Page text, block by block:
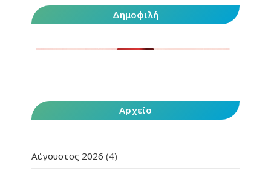
Δημοφιλή
Αρχείο
Αύγουστος 2026 (4)